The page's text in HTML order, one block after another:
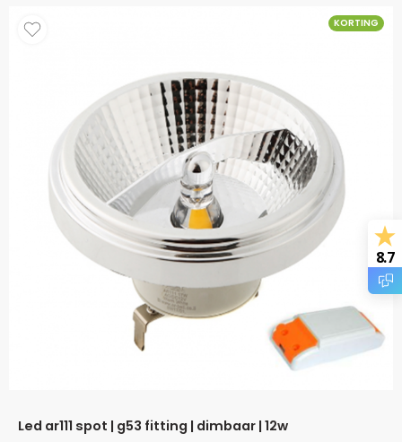
KORTING
led ar111 spot | g53 fitting | dimbaar | 12w
8.7